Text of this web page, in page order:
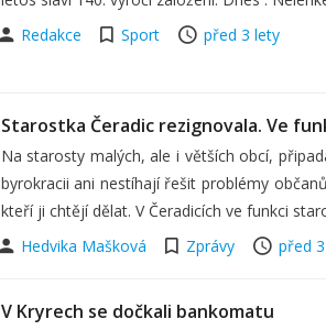
Redakce
Sport před 3 lety
Starostka Čeradic rezignovala. Ve
Na starosty malých, ale i větších obcí,
byrokracii ani nestíhají řešit problémy
kteří ji chtějí dělat. V Čeradicích ve funkci
Hedvika Mašková
Zprávy před
V Kryrech se dočkali bankomatu